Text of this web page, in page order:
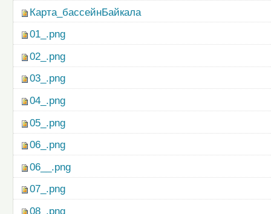
Карта_бассейнБайкала
01_.png
02_.png
03_.png
04_.png
05_.png
06_.png
06__.png
07_.png
08_.png